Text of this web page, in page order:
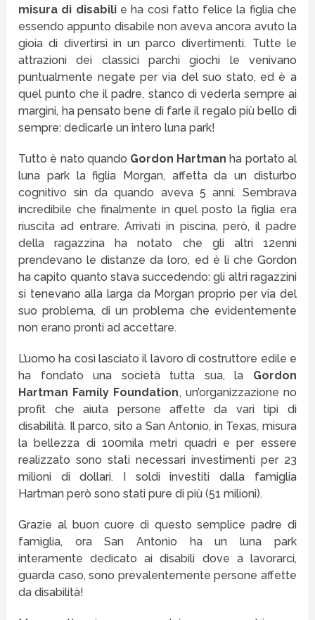
misura di disabilie ha così fatto felice la figlia che
essendo appunto disabile non aveva ancora avuto la
gioia di divertirsi in un parco divertimenti. Tutte le
attrazioni dei classici parchi giochi le venivano
puntualmente negate per via del suo stato, ed è a
quel punto che il padre, stanco di vederla sempre ai
margini, ha pensato bene di farle il regalo più bello di
sempre: dedicarle un intero luna park!
Tutto è nato quando Gordon Hartman ha portato al
luna park la figlia Morgan, affetta da un disturbo
cognitivo sin da quando aveva 5 anni. Sembrava
incredibile che finalmente in quel posto la figlia era
riuscita ad entrare. Arrivati in piscina, però, il padre
della ragazzina ha notato che gli altri 12enni
prendevano le distanze da loro, ed è lì che Gordon
ha capito quanto stava succedendo: gli altri ragazzini
si tenevano alla larga da Morgan proprio per via del
suo problema, di un problema che evidentemente
non erano pronti ad accettare.
L’uomo ha così lasciato il lavoro di costruttore edile e
ha fondato una società tutta sua, la Gordon
Hartman Family Foundation, un’organizzazione no
profit che aiuta persone affette da vari tipi di
disabilità. Il parco, sito a San Antonio, in Texas, misura
la bellezza di 100mila metri quadri e per essere
realizzato sono stati necessari investimenti per 23
milioni di dollari. I soldi investiti dalla famiglia
Hartman però sono stati pure di più (51 milioni).
Grazie al buon cuore di questo semplice padre di
famiglia, ora San Antonio ha un luna park
interamente dedicato ai disabili dove a lavorarci,
guarda caso, sono prevalentemente persone affette
da disabilità!